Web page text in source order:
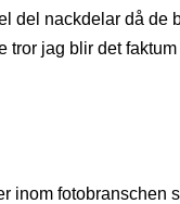
del nackdelar då
tror jag blir det
inom